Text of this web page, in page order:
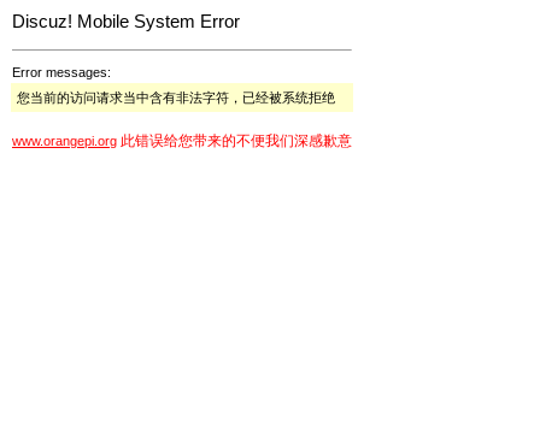
Discuz! Mobile System Error
Error messages:
您当前的访问请求当中含有非法字符，已经被系统拒绝
www.orangepi.org 此错误给您带来的不便我们深感歉意